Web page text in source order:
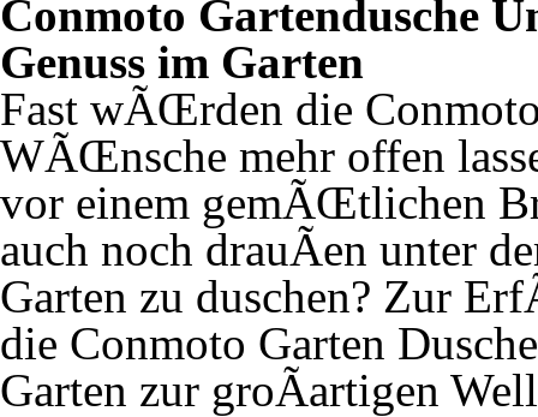
Conmoto Gartendusche
Genuss im Garten
Fast wÃŒrden die
WÃŒnsche mehr offen
vor einem gemÃŒtlichen
auch noch drauÃen unter
Garten zu duschen? Zur
die Conmoto Garten
Garten zur groÃartigen